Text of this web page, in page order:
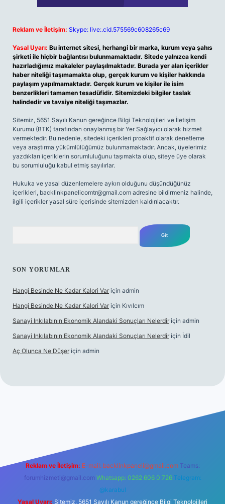
Reklam ve İletişim: Skype: live:.cid.575569c608265c69
Yasal Uyarı: Bu internet sitesi, herhangi bir marka, kurum veya şahıs
şirketi ile hiçbir bağlantısı bulunmamaktadır. Sitede yalnızca kendi
hazırladığımız makaleler paylaşılmaktadır. Burada yer alan içerikler
haber niteliği taşımamakta olup, gerçek kurum ve kişiler hakkında
paylaşım yapılmamaktadır. Gerçek kurum ve kişiler ile isim
benzerlikleri tamamen tesadüfidir. Sitemizdeki bilgiler taslak
halindedir ve tavsiye niteliği taşımazlar.
Sitemiz, 5651 Sayılı Kanun gereğince Bilgi Teknolojileri ve İletişim
Kurumu (BTK) tarafından onaylanmış bir Yer Sağlayıcı olarak hizmet
vermektedir. Bu nedenle, sitedeki içerikleri proaktif olarak denetleme
veya araştırma yükümlülüğümüz bulunmamaktadır. Ancak, üyelerimiz
yazdıkları içeriklerin sorumluluğunu taşımakta olup, siteye üye olarak
bu sorumluluğu kabul etmiş sayılırlar.
Hukuka ve yasal düzenlemelere aykırı olduğunu düşündüğünüz
içerikleri, backlinkpanelicomtr@gmail.com adresine bildirmeniz halinde,
ilgili içerikler yasal süre içerisinde sitemizden kaldırılacaktır.
SON YORUMLAR
Hangi Besinde Ne Kadar Kalori Var için admin
Hangi Besinde Ne Kadar Kalori Var için Kıvılcım
Sanayi Inkılabının Ekonomik Alandaki Sonuçları Nelerdir için admin
Sanayi Inkılabının Ekonomik Alandaki Sonuçları Nelerdir için İdil
Aç Olunca Ne Düşer için admin
Reklam ve İletişim: E-mail: backlinkpaneli@gmail.com Teams:
forumhizmeti@gmail.com Whatsapp: 0262 606 0 726 Telegram:
@karabul
Yasal Uyarı: Sitemiz, 5651 Sayılı Kanun gereğince Bilgi Teknolojileri